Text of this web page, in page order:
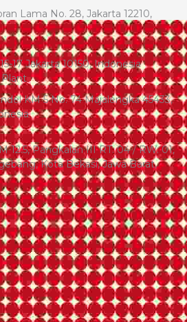
Lama No. 28, Jakarta 12210,
17 Jakarta 10150, Indonesia
KM 5 No. 74 Majalengka 45433,
12.5, Pangkalan III RT. 04 / RW. 01,
Kota Bekasi, Jawa Barat,